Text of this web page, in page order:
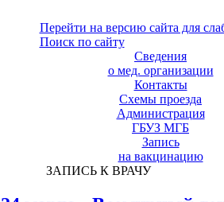
Перейти на версию сайта для
Поиск по сайту
Сведения
о мед. организации
Контакты
Схемы проезда
Администрация
ГБУЗ МГБ
Запись
на вакцинацию
ЗАПИСЬ К ВРАЧУ